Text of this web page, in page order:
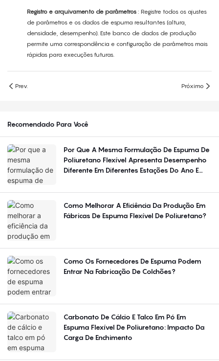
Registro e arquivamento de parâmetros : Registre todos os ajustes
de parâmetros e os dados de espuma resultantes (altura,
densidade, desempenho). Este banco de dados de produção
permite uma correspondência e configuração de parâmetros mais
rápidas para execuções futuras.
Prev. Próximo
Recomendado Para Você
Por Que A Mesma Formulação De Espuma De
Poliuretano Flexível Apresenta Desempenho
Diferente Em Diferentes Estações Do Ano E
Como Melhorar A Eficiência Da Produção Em
Fábricas De Espuma Flexível De Poliuretano?
Como Os Fornecedores De Espuma Podem
Entrar Na Fabricação De Colchões?
Carbonato De Cálcio E Talco Em Pó Em
Espuma Flexível De Poliuretano: Impacto Da
Carga De Enchimento